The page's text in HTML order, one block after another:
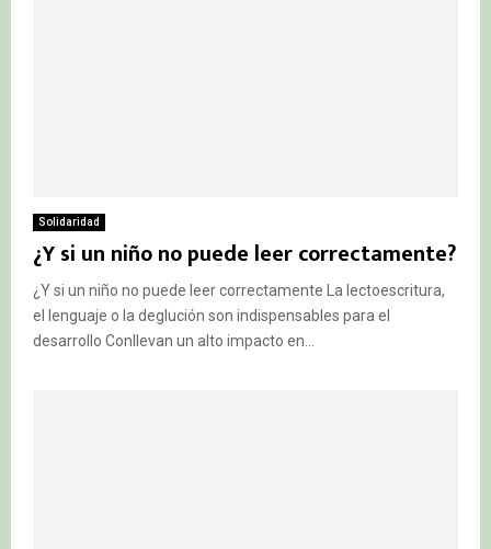
Solidaridad
¿Y si un niño no puede leer correctamente?
¿Y si un niño no puede leer correctamente La lectoescritura,
el lenguaje o la deglución son indispensables para el
desarrollo Conllevan un alto impacto en...